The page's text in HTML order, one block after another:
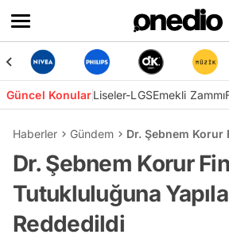
Güncel KonularLiseler-LGSEmekli Zammı
Haberler Gündem Dr. Şebnem Korur
Dr. Şebnem Korur
Tutukluluğuna
Reddedildi